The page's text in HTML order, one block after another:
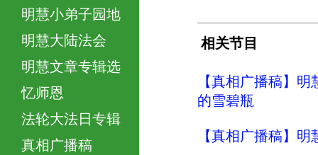
明慧小弟子园地
明慧大陆法会
明慧文章专辑选
忆师恩
法轮大法日专辑
真相广播稿
相关节目
【真相广播稿】
的雪碧瓶
【真相广播稿】